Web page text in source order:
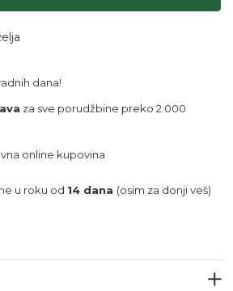
dana!
za sve porudžbine preko 2.000
online kupovina
u roku od 14 dana (osim za donji veš)